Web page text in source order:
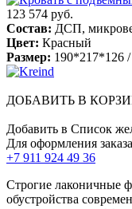
123 574 руб.
Состав: ДСП,
Цвет: Красный
Размер: 190*217*126
ДОБАВИТЬ В
Добавить в Список
Для оформления
+7 911 924 49 36
Строгие лаконичные
обустройства